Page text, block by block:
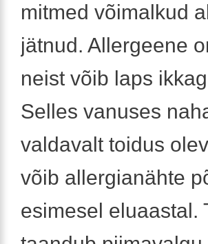
mitmed võimalkud
jätnud. Allergeene
neist võib laps
Selles vanuses
valdavalt toidus
võib allergianähte
esimesel eluaastal.